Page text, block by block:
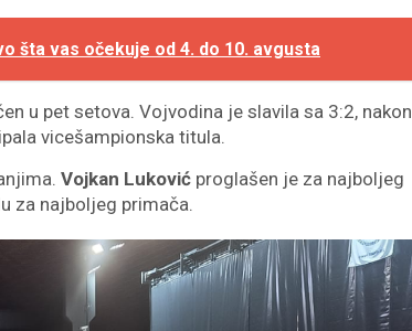
šta vas očekuje od 4. do 10. avgusta
u pet setova. Vojvodina je slavila sa 3:2, nakon
vicešampionska titula.
Vojkan Luković proglašen je za najboljeg
za najboljeg primača.